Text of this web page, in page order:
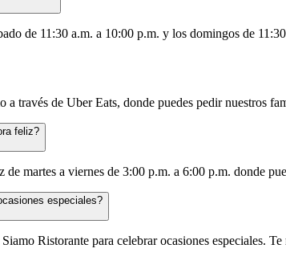
de 11:30 a.m. a 10:00 p.m. y los domingos de
a través de Uber Eats, donde puedes pedir nuestros
feliz?
de martes a viernes de 3:00 p.m. a 6:00 p.m. donde
especiales?
Ristorante para celebrar ocasiones especiales.